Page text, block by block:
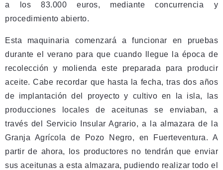
a los 83.000 euros, mediante concurrencia y
procedimiento abierto.
Esta maquinaria comenzará a funcionar en pruebas
durante el verano para que cuando llegue la época de
recolección y molienda este preparada para producir
aceite. Cabe recordar que hasta la fecha, tras dos años
de implantación del proyecto y cultivo en la isla, las
producciones locales de aceitunas se enviaban, a
través del Servicio Insular Agrario, a la almazara de la
Granja Agrícola de Pozo Negro, en Fuerteventura. A
partir de ahora, los productores no tendrán que enviar
sus aceitunas a esta almazara, pudiendo realizar todo el